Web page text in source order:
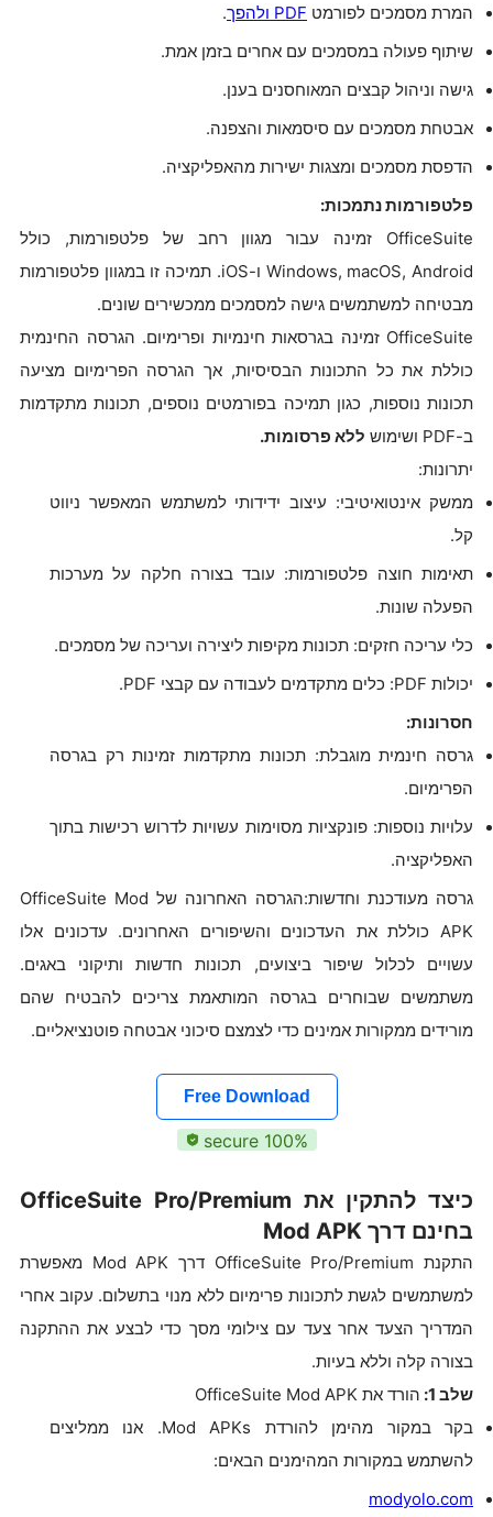
המרת מסמכים לפורמט PDF ולהפך.
שיתוף פעולה במסמכים עם אחרים בזמן אמת.
גישה וניהול קבצים המאוחסנים בענן.
אבטחת מסמכים עם סיסמאות והצפנה.
הדפסת מסמכים ומצגות ישירות מהאפליקציה.
פלטפורמות נתמכות:
OfficeSuite זמינה עבור מגוון רחב של פלטפורמות, כולל
Windows, macOS, Android ו-iOS. תמיכה זו במגוון פלטפורמות
מבטיחה למשתמשים גישה למסמכים ממכשירים שונים.
OfficeSuite זמינה בגרסאות חינמיות ופרימיום. הגרסה החינמית
כוללת את כל התכונות הבסיסיות, אך הגרסה הפרימיום מציעה
תכונות נוספות, כגון תמיכה בפורמטים נוספים, תכונות מתקדמות
ב-PDF ושימוש
ללא פרסומות.
יתרונות:
ממשק אינטואיטיבי: עיצוב ידידותי למשתמש המאפשר ניווט
קל.
תאימות חוצה פלטפורמות: עובד בצורה חלקה על מערכות
הפעלה שונות.
כלי עריכה חזקים: תכונות מקיפות ליצירה ועריכה של מסמכים.
יכולות PDF: כלים מתקדמים לעבודה עם קבצי PDF.
חסרונות:
גרסה חינמית מוגבלת: תכונות מתקדמות זמינות רק בגרסה
הפרימיום.
עלויות נוספות: פונקציות מסוימות עשויות לדרוש רכישות בתוך
האפליקציה.
גרסה מעודכנת וחדשות:הגרסה האחרונה של OfficeSuite Mod
APK כוללת את העדכונים והשיפורים האחרונים. עדכונים אלו
עשויים לכלול שיפור ביצועים, תכונות חדשות ותיקוני באגים.
משתמשים שבוחרים בגרסה המותאמת צריכים להבטיח שהם
מורידים ממקורות אמינים כדי לצמצם סיכוני אבטחה פוטנציאליים.
Free Download
100% secure
כיצד להתקין את OfficeSuite Pro/Premium
בחינם דרך Mod APK
התקנת OfficeSuite Pro/Premium דרך Mod APK מאפשרת
למשתמשים לגשת לתכונות פרימיום ללא מנוי בתשלום. עקוב אחרי
המדריך הצעד אחר צעד עם צילומי מסך כדי לבצע את ההתקנה
בצורה קלה וללא בעיות.
שלב 1:
הורד את OfficeSuite Mod APK
בקר במקור מהימן להורדת Mod APKs. אנו ממליצים
להשתמש במקורות המהימנים הבאים:
modyolo.com